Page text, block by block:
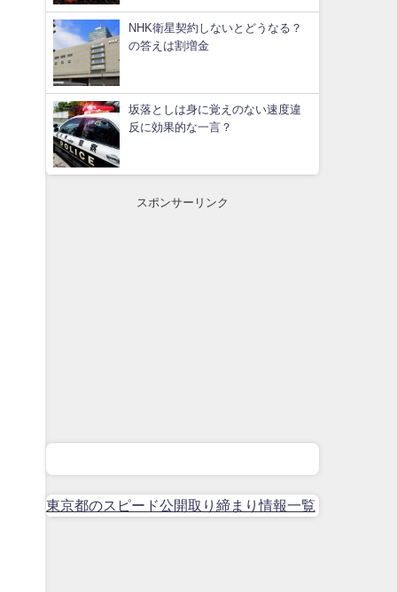
NHK衛星契約しないとどうなる？
の答えは割増金
坂落としは身に覚えのない速度違
反に効果的な一言？
スポンサーリンク
東京都のスピード公開取り締まり情報一覧